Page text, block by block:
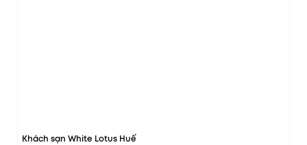
Khách sạn White Lotus Huế